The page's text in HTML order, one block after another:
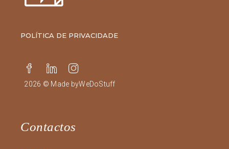
POLÍTICA DE PRIVACIDADE
2026 © Made byWeDoStuff
Contactos